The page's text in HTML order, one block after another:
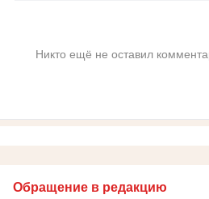
Никто ещё не оставил
Обращение в редакцию